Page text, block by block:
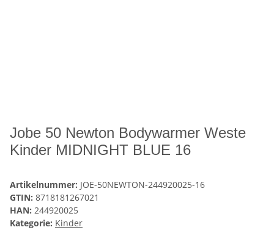
Jobe 50 Newton Bodywarmer Weste
Kinder MIDNIGHT BLUE 16
Artikelnummer: JOE-50NEWTON-244920025-16
GTIN: 8718181267021
HAN: 244920025
Kategorie: Kinder